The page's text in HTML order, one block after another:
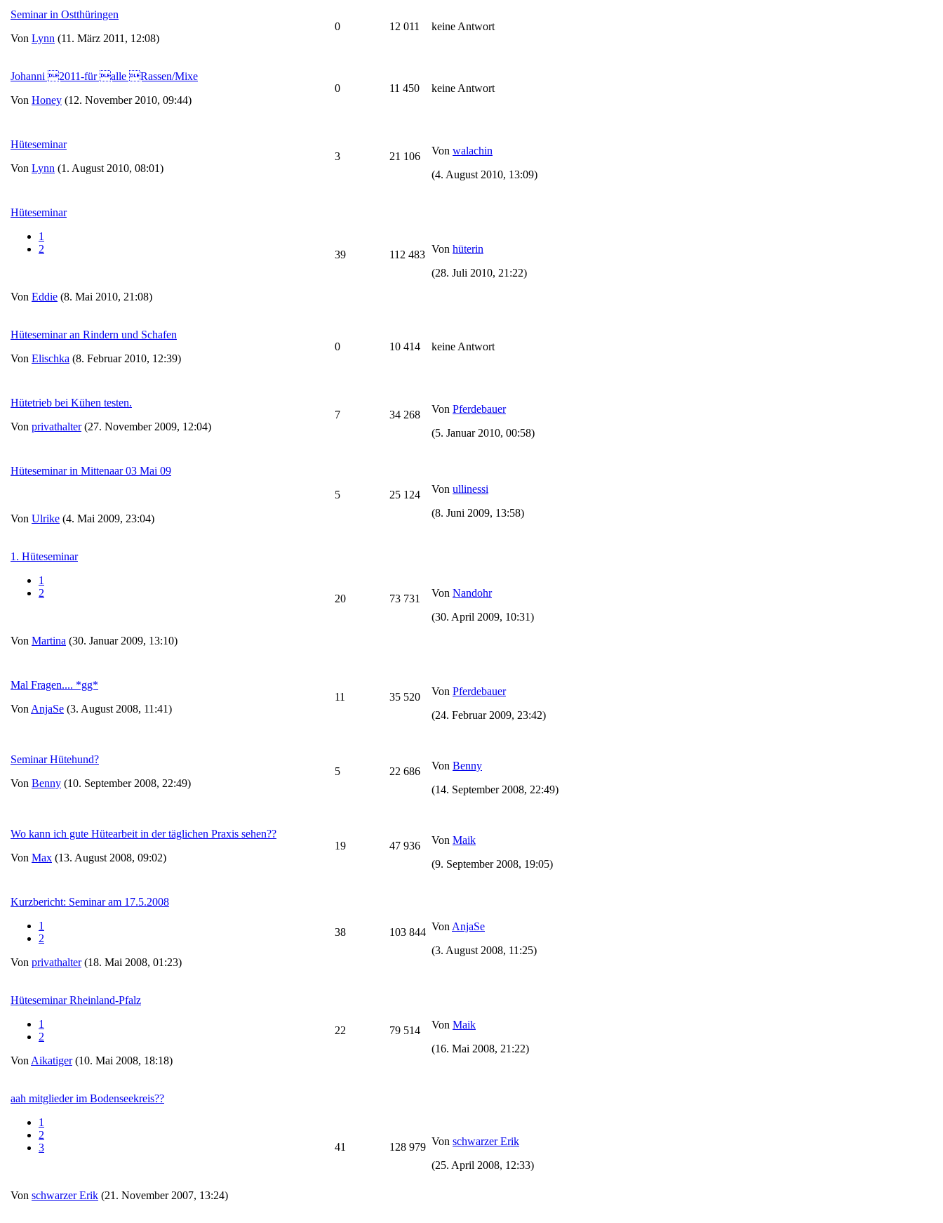
Seminar in Ostthüringen
Von Lynn (11. März 2011, 12:08)
0 12 011 keine Antwort
Johanni 2011-für alle Rassen/Mixe
Von Honey (12. November 2010, 09:44)
0 11 450 keine Antwort
Hüteseminar
Von Lynn (1. August 2010, 08:01)
3 21 106 Von walachin
(4. August 2010, 13:09)
Hüteseminar
1
2
Von Eddie (8. Mai 2010, 21:08)
39 112 483 Von hüterin
(28. Juli 2010, 21:22)
Hüteseminar an Rindern und Schafen
Von Elischka (8. Februar 2010, 12:39)
0 10 414 keine Antwort
Hütetrieb bei Kühen testen.
Von privathalter(27. November 2009, 12:04)
7 34 268 Von Pferdebauer
(5. Januar 2010, 00:58)
Hüteseminar in Mittenaar 03 Mai 09
Von Ulrike (4. Mai 2009, 23:04)
5 25 124 Von ullinessi
(8. Juni 2009, 13:58)
1. Hüteseminar
1
2
Von Martina (30. Januar 2009, 13:10)
20 73 731 Von Nandohr
(30. April 2009, 10:31)
Mal Fragen.... *gg*
Von AnjaSe (3. August 2008, 11:41)
11 35 520 Von Pferdebauer
(24. Februar 2009, 23:42)
Seminar Hütehund?
Von Benny (10. September 2008, 22:49)
5 22 686 Von Benny
(14. September 2008, 22:49)
Wo kann ich gute Hütearbeit in der täglichen Praxis sehen??
Von Max (13. August 2008, 09:02)
19 47 936 Von Maik
(9. September 2008, 19:05)
Kurzbericht: Seminar am 17.5.2008
1
2
Von privathalter(18. Mai 2008, 01:23)
38 103 844 Von AnjaSe
(3. August 2008, 11:25)
Hüteseminar Rheinland-Pfalz
1
2
Von Aikatiger(10. Mai 2008, 18:18)
22 79 514 Von Maik
(16. Mai 2008, 21:22)
aah mitglieder im Bodenseekreis??
1
2
3
Von schwarzer Erik (21. November 2007, 13:24)
41 128 979 Von schwarzer Erik
(25. April 2008, 12:33)